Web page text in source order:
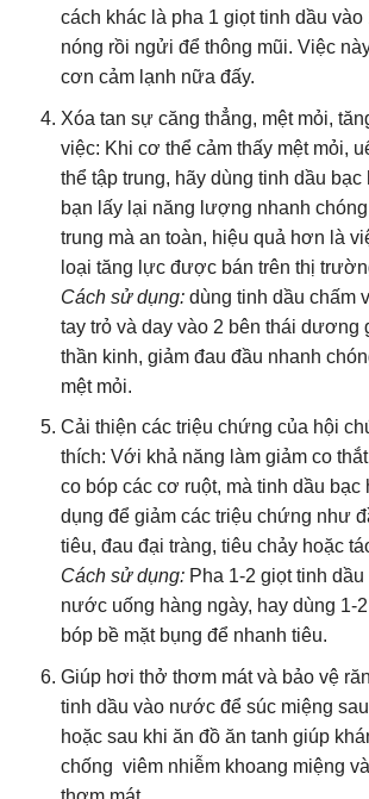
cách khác là pha 1 giọt tinh dầu
nóng rồi ngửi để thông mũi. Việc
cơn cảm lạnh nữa đấy.
Xóa tan sự căng thẳng, mệt mỏi,
việc: Khi cơ thể cảm thấy mệt mỏi,
thể tập trung, hãy dùng tinh dầu bạc
bạn lấy lại năng lượng nhanh
trung mà an toàn, hiệu quả hơn là
loại tăng lực được bán trên thị
Cách sử dụng: dùng tinh dầu chấm
tay trỏ và day vào 2 bên thái dương
thần kinh, giảm đau đầu nhanh
mệt mỏi.
Cải thiện các triệu chứng của hội
thích: Với khả năng làm giảm co
co bóp các cơ ruột, mà tinh dầu
dụng để giảm các triệu chứng như
tiêu, đau đại tràng, tiêu chảy hoặc
Cách sử dụng:Pha 1-2 giọt tinh dầu
nước uống hàng ngày, hay dùng 1-
bóp bề mặt bụng để nhanh tiêu.
Giúp hơi thở thơm mát và bảo vệ
tinh dầu vào nước để súc miệng
hoặc sau khi ăn đồ ăn tanh giúp
chống viêm nhiễm khoang miệng